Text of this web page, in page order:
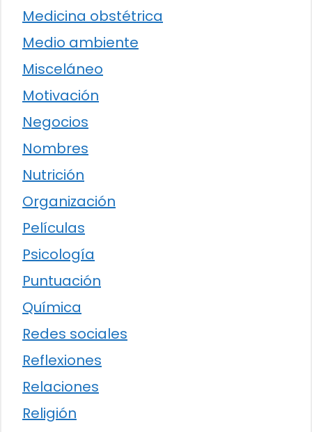
Medicina obstétrica
Medio ambiente
Misceláneo
Motivación
Negocios
Nombres
Nutrición
Organización
Películas
Psicología
Puntuación
Química
Redes sociales
Reflexiones
Relaciones
Religión